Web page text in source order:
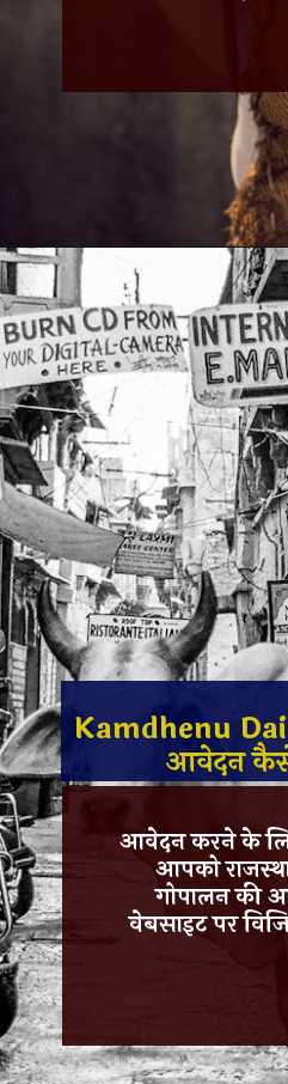
Kamdhenu
आवेदन
आवेदन करने के
आपको
गोपालनकी
वेबसाइटपर